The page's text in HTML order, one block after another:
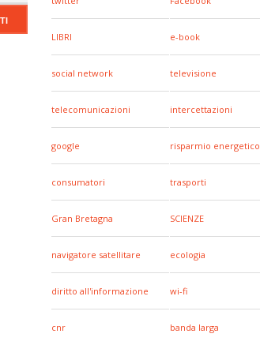
LIBRI e-book
social network televisione
telecomunicazioni intercettazioni
google risparmio energetico
consumatori trasporti
Gran Bretagna SCIENZE
navigatore satellitare ecologia
diritto all'informazione wi-fi
cnr banda larga